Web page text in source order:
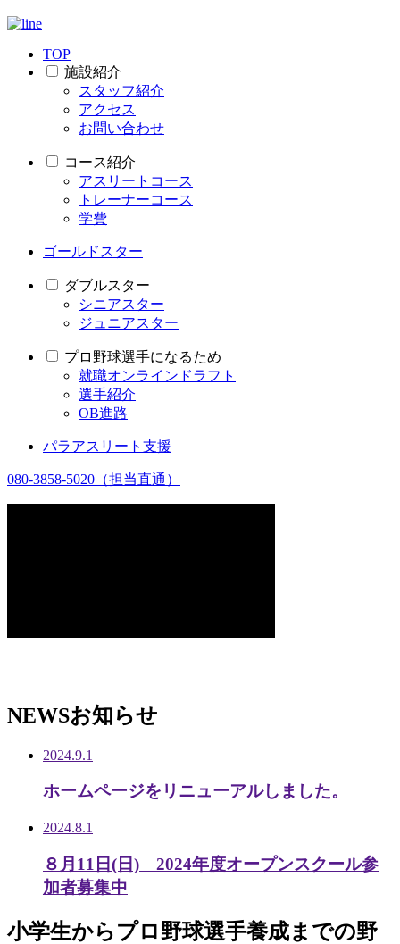
TOP
施設紹介
スタッフ紹介
アクセス
お問い合わせ
コース紹介
アスリートコース
トレーナーコース
学費
ゴールドスター
ダブルスター
シニアスター
ジュニアスター
プロ野球選手になるため
就職オンラインドラフト
選手紹介
OB進路
パラアスリート支援
080-3858-5020 （担当直通）
NEWSお知らせ
2024.9.1
ホームページをリニューアルしました。
2024.8.1
８月11日(日) 2024年度オープンスクール参
加者募集中
小学生からプロ野球選手養成までの野